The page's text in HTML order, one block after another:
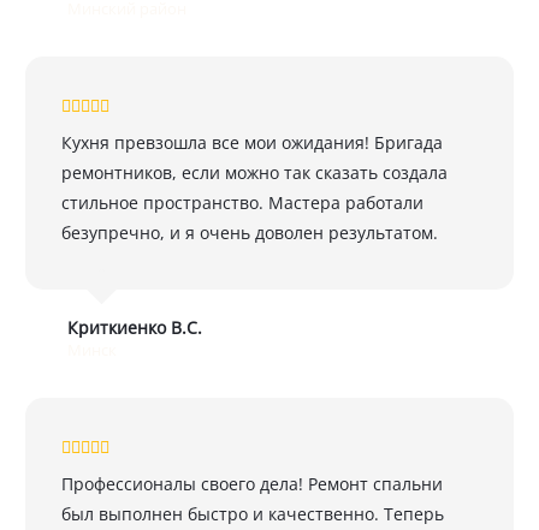
Кухня превзошла все мои ожидания! Бригада
ремонтников, если можно так сказать создала
стильное пространство. Мастера работали
безупречно, и я очень доволен результатом.
Криткиенко В.С.
Профессионалы своего дела! Ремонт спальни
был выполнен быстро и качественно. Теперь